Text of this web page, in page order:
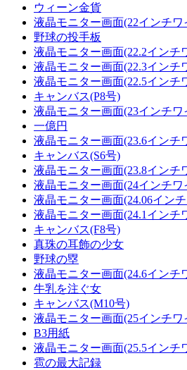
ウィーン金貨
液晶モニター画面(22インチワ
野球の投手板
液晶モニター画面(22.2インチ
液晶モニター画面(22.3インチ
液晶モニター画面(22.5インチ
キャンバス(P8号)
液晶モニター画面(23インチワ
一億円
液晶モニター画面(23.6インチ
キャンバス(S6号)
液晶モニター画面(23.8インチ
液晶モニター画面(24インチワ
液晶モニター画面(24.06イン
液晶モニター画面(24.1インチ
キャンバス(F8号)
真珠の耳飾の少女
野球の塁
液晶モニター画面(24.6インチ
牛乳を注ぐ女
キャンバス(M10号)
液晶モニター画面(25インチワ
B3用紙
液晶モニター画面(25.5インチ
雹の最大記録